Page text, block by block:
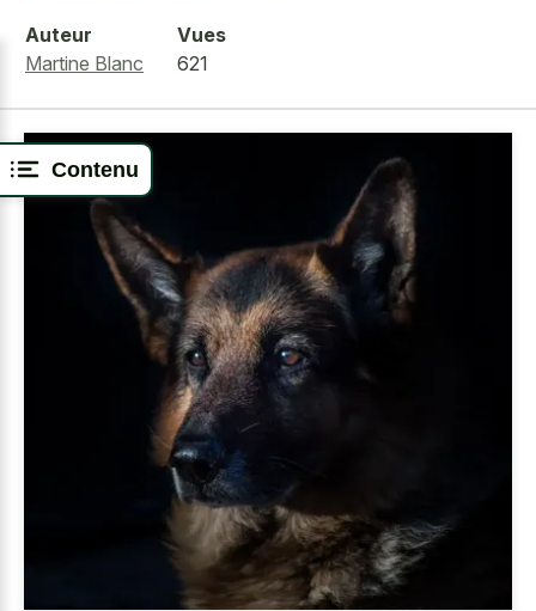
Contenu
Auteur
Martine Blanc
Vues
621